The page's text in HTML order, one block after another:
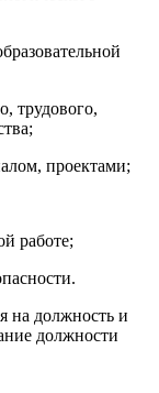
трудового,
проектами;
работе;
на должность и
должности